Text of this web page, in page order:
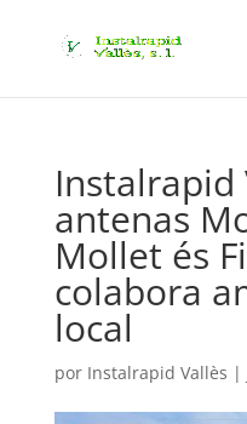
Instalrapid
antenas
Mollet és
colabora
local
por Instalrapid Vallès |